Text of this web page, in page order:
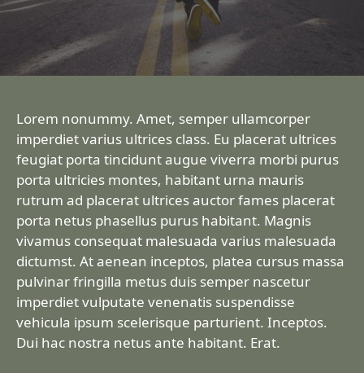
Lorem nonummy. Amet, semper ullamcorper
imperdiet varius ultrices class. Eu placerat ultrices
feugiat porta tincidunt augue viverra morbi purus
porta ultricies montes, habitant urna mauris
rutrum ad placerat ultrices auctor fames placerat
porta netus phasellus purus habitant. Magnis
vivamus consequat malesuada varius malesuada
dictumst. At aenean inceptos, platea cursus massa
pulvinar fringilla metus duis semper nascetur
imperdiet vulputate venenatis suspendisse
vehicula ipsum scelerisque parturient. Inceptos.
Dui hac nostra netus ante habitant. Erat.